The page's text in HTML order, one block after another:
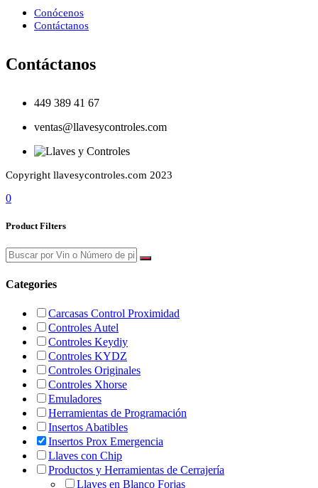
Conócenos
Contáctanos
Contáctanos
449 389 41 67
ventas@llavesycontroles.com
Copyright llavesycontroles.com 2023
0
Product Filters
Categories
Carcasas Control Proximidad
Controles Autel
Controles Keydiy
Controles KYDZ
Controles Originales
Controles Xhorse
Emuladores
Herramientas de Programación
Insertos Abatibles
Insertos Prox Emergencia
Llaves con Chip
Productos y Herramientas de Cerrajería
Llaves en Blanco Forjas